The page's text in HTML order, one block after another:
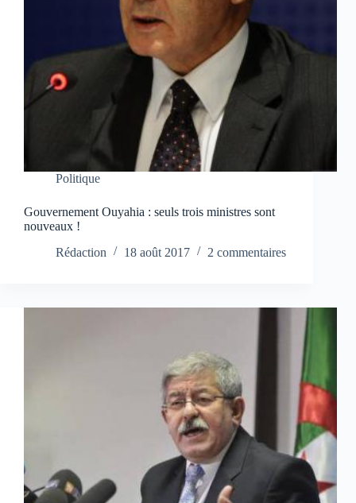
Politique
Gouvernement Ouyahia : seuls trois ministres sont
nouveaux !
Rédaction
18 août 2017 2 commentaires